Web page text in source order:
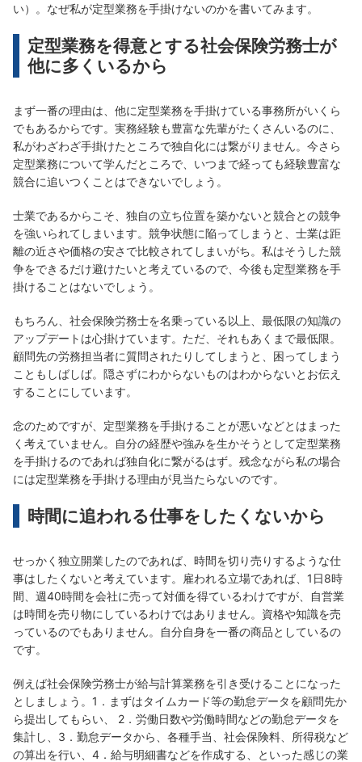
い）。なぜ私が定型業務を手掛けないのかを書いてみます。
定型業務を得意とする社会保険労務士が
他に多くいるから
まず一番の理由は、他に定型業務を手掛けている事務所がいくら
でもあるからです。実務経験も豊富な先輩がたくさんいるのに、
私がわざわざ手掛けたところで独自化には繋がりません。今さら
定型業務について学んだところで、いつまで経っても経験豊富な
競合に追いつくことはできないでしょう。
士業であるからこそ、独自の立ち位置を築かないと競合との競争
を強いられてしまいます。競争状態に陥ってしまうと、士業は距
離の近さや価格の安さで比較されてしまいがち。私はそうした競
争をできるだけ避けたいと考えているので、今後も定型業務を手
掛けることはないでしょう。
もちろん、社会保険労務士を名乗っている以上、最低限の知識の
アップデートは心掛けています。ただ、それもあくまで最低限。
顧問先の労務担当者に質問されたりしてしまうと、困ってしまう
こともしばしば。隠さずにわからないものはわからないとお伝え
することにしています。
念のためですが、定型業務を手掛けることが悪いなどとはまった
く考えていません。自分の経歴や強みを生かそうとして定型業務
を手掛けるのであれば独自化に繋がるはず。残念ながら私の場合
には定型業務を手掛ける理由が見当たらないのです。
時間に追われる仕事をしたくないから
せっかく独立開業したのであれば、時間を切り売りするような仕
事はしたくないと考えています。雇われる立場であれば、1日8時
間、週40時間を会社に売って対価を得ているわけですが、自営業
は時間を売り物にしているわけではありません。資格や知識を売
っているのでもありません。自分自身を一番の商品としているの
です。
例えば社会保険労務士が給与計算業務を引き受けることになった
としましょう。1．まずはタイムカード等の勤怠データを顧問先か
ら提出してもらい、 2．労働日数や労働時間などの勤怠データを
集計し、3．勤怠データから、各種手当、社会保険料、所得税など
の算出を行い、4．給与明細書などを作成する、といった感じの業